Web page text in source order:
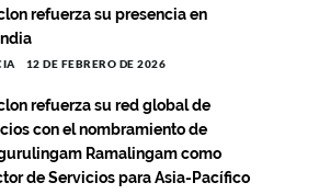
refuerza su presencia en
12 DE FEBRERO DE 2026
refuerza su red global de
con el nombramiento de
Ramalingam como
de Servicios para Asia-Pacífico